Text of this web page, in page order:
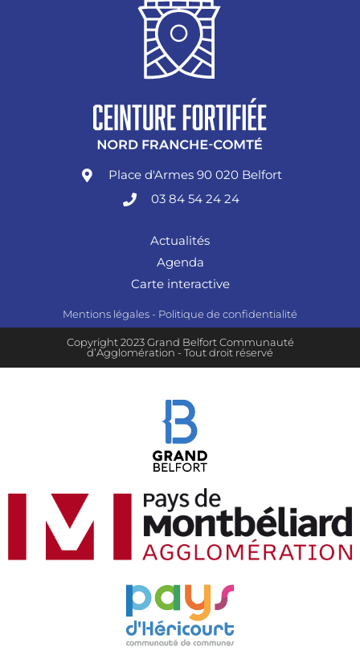
Place d'Armes 90 020 Belfort
03 84 54 24 24
Actualités
Agenda
Carte interactive
Mentions légales - Politique de confidentialité
Copyright 2023 Grand Belfort Communauté
d’Agglomération - Tout droit réservé